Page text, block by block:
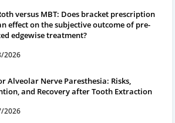
versus MBT: Does bracket prescription
effect on the subjective outcome of pre-
edgewise treatment?
2026
Alveolar Nerve Paresthesia: Risks,
and Recovery after Tooth Extraction
2026